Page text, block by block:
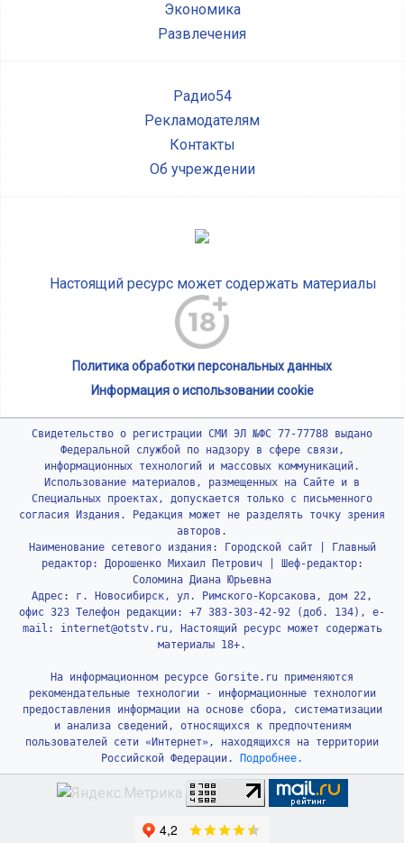
Экономика
Развлечения
Радио54
Рекламодателям
Контакты
Об учреждении
Настоящий ресурс может содержать материалы
Политика обработки персональных данных
Информация о использовании cookie
Свидетельство о регистрации СМИ ЭЛ №ФС 77-77788 выдано
Федеральной службой по надзору в сфере связи,
информационных технологий и массовых коммуникаций.
Использование материалов, размещенных на Сайте и в
Специальных проектах, допускается только с письменного
согласия Издания. Редакция может не разделять точку зрения
авторов.
Наименование сетевого издания: Городской сайт | Главный
редактор: Дорошенко Михаил Петрович | Шеф-редактор:
Соломина Диана Юрьевна
Адрес: г. Новосибирск, ул. Римского-Корсакова, дом 22,
офис 323 Телефон редакции: +7 383-303-42-92 (доб. 134), e-
mail: internet@otstv.ru, Настоящий ресурс может содержать
материалы 18+.
На информационном ресурсе Gorsite.ru применяются
рекомендательные технологии - информационные технологии
предоставления информации на основе сбора, систематизации
и анализа сведений, относящихся к предпочтениям
пользователей сети «Интернет», находящихся на территории
Российской Федерации.
Подробнее.